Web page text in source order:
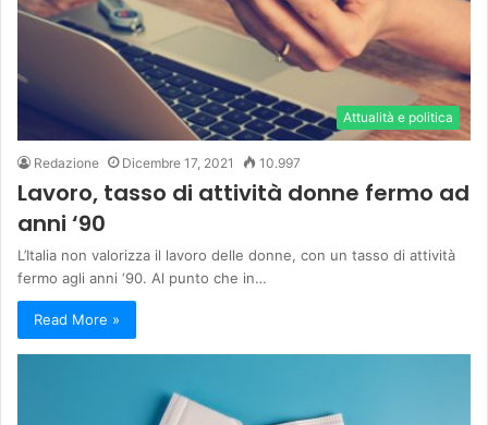
Attualità e politica
Redazione Dicembre 17, 2021 10.997
Lavoro, tasso di attività donne fermo ad
anni ‘90
L’Italia non valorizza il lavoro delle donne, con un tasso di attività
fermo agli anni ‘90. Al punto che in…
Read More »